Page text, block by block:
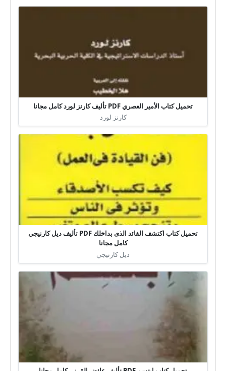
تحميل كتاب الأمير العصري PDF تأليف كارنز لورد كامل مجانا
كارنز لورد
تحميل كتاب اكتشف القائد الذى بداخلك PDF تأليف ديل كارنيجي
كامل مجانا
ديل كارنيجي